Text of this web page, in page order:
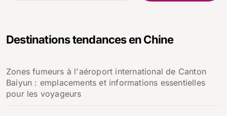
r
e
r
Destinations tendances en Chine
Zones fumeurs à l'aéroport international de Canton
Baiyun : emplacements et informations essentielles
pour les voyageurs